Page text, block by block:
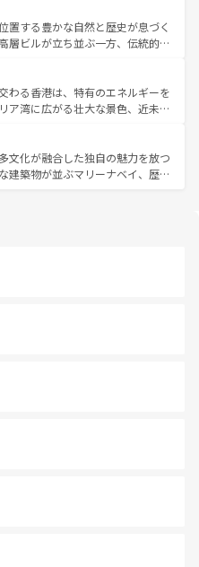
韓国の多彩な魅力を心ゆくまで味
てみてほしい。 なお、新着の韓国情報はコンテンツ一
息づく。ハノイの古い町並みやホ
治時代の建物も、独特の雰囲気を
バラエティの豊かさとおいしさで
ー、ベトナムコーヒーなどは、ぜ
の地域を訪れてもあたたかい人々
ので、きっと忘れられない旅にな
置する豊かな自然と歴史が息づく
層ビルが立ち並ぶ一方、伝統的な
北部ではチェンマイなどの山岳地
部ではプーケットやクラビの美し
を楽しむことができる。タイ料理
暖で、どの季節にも異なる楽しみ
すいタイの人々、仏教を中心とし
光資源が、訪れる旅人を魅了し続
わる香港は、特有のエネルギーを
ア湾に広がる壮大な景色、近未来
するはず。観光スポットが密集し
ろを回れるのも魅力。息をのむよ
験まで、香港を存分に楽しみ尽く
文化が融合した独自の魅力を放つ
建築物が並ぶマリーナベイ、歴史
風情を楽しめる外せないスポット